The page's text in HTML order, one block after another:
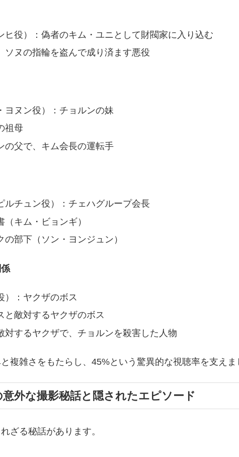
ヒ役）：偽者のキム・ユニとして財閥家に入り込む
ソヌの指輪を盗んで成り済ます悪役
ヨヌン役）：チョルンの妹
祖母
の父で、キム会長の運転手
ルチュン役）：チェハグループ会長
キム・ビョンギ）
部下（ソン・ヨンジュン）
）：ヤクザのボス
と敵対するヤクザのボス
対するヤクザで、チョルンを殺害した人物
複雑さをもたらし、45%という驚異的な視聴率を支えま
外な撮影秘話と隠されたエピソード
ざる秘話があります。